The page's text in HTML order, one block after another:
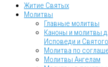
Житие Святых
Молитвы
Главные молитвы
Каноны и молитвы
Исповеди и
Молитва по
Молитвы Ангелам